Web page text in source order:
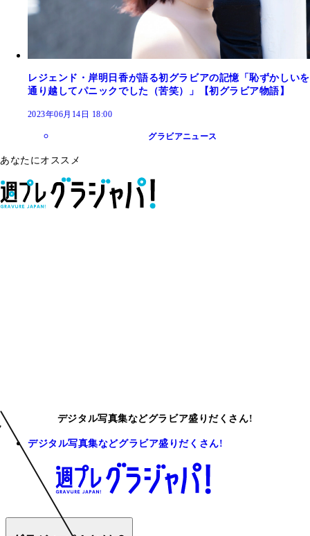
レジェンド・岸明日香が語る初グラビアの記憶「恥ずかしいを
通り越してパニックでした（苦笑）」【初グラビア物語】
2023年06月14日 18:00
グラビアニュース
あなたにオススメ
デジタル写真集などグラビア盛りだくさん!
デジタル写真集などグラビア盛りだくさん!